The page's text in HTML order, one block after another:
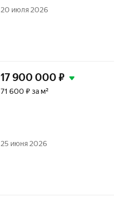
20 июля 2026
17 900 000 ₽
71 600 ₽ за м²
25 июня 2026